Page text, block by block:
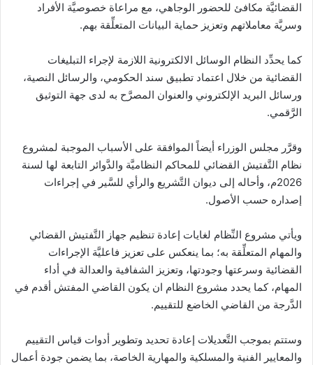
القضائيَّة مكافئ للحضور الوجاهي، مع مراعاة خصوصيَّة الأفراد
وسريَّة معاملاتهم وتعزيز حماية البيانات المتعلِّقة بهم.
كما يحدِّد النظام الوسائل الالكترونية اللازمة لإجراء التبليغات
القضائية من خلال اعتماد تطبيق سند الحكومي، والرسائل النصية،
ورسائل البريد الإلكتروني والعنوان المصرَّح به لدى جهة التوثيق
الرَّقمي.
وقرَّر مجلس الوزراء أيضاً الموافقة على الأسباب الموجبة لمشروع
نظام التَّفتيش القضائي للمحاكم النظاميَّة والدَّوائر التابعة لها لسنة
2026م، وأحاله إلى ديوان التَّشريع والرأي للسَّير في إجراءات
إصداره حسب الأصول.
ويأتي مشروع النِّظام لغايات إعادة تنظيم جهاز التَّفتيش القضائي
والمهام المتعلِّقة به؛ بما ينعكس على تعزيز فاعليَّة الإجراءات
القضائية وسرعتها وجودتها، وتعزيز الشفافية والعدالة في أداء
المهام، كما يحدد مشروع النظام ان يكون القاضي المفتش أقدم في
الدَّرجة من القاضي الخاضع للتقييم.
وستتم بموجب التَّعديلات إعادة تحديد وتطوير أدوات قياس التقييم
والمعايير الفنية والمسلكية والمهارية الخاصة، بما يضمن جودة أعمال